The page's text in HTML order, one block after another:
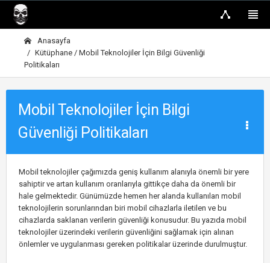
Anasayfa
Kütüphane / Mobil Teknolojiler İçin Bilgi Güvenliği
Politikaları
Mobil Teknolojiler İçin Bilgi
Güvenliği Politikaları
Mobil teknolojiler çağımızda geniş kullanım alanıyla önemli bir yere
sahiptir ve artan kullanım oranlarıyla gittikçe daha da önemli bir
hale gelmektedir. Günümüzde hemen her alanda kullanılan mobil
teknolojilerin sorunlarından biri mobil cihazlarla iletilen ve bu
cihazlarda saklanan verilerin güvenliği konusudur. Bu yazıda mobil
teknolojiler üzerindeki verilerin güvenliğini sağlamak için alınan
önlemler ve uygulanması gereken politikalar üzerinde durulmuştur.